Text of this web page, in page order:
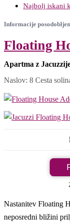
Najbolj iskani
Informacije
Floating
Apartma z
Naslov: 8 Cesta
Nastanitev Floating
neposredni bližini